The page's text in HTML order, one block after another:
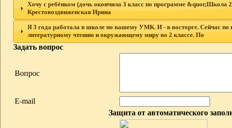
Хочу с ребёнком (дочь окончила 3 класс по программе &quot;Школа
Крестовоздвиженская Ирина
Я 3 года работала в школе по вашему УМК. И - в восторге. Сейчас по
литературному чтению и окружающему миру во 2 классе. По
Задать вопрос
Вопрос
E-mail
Защита от автоматического